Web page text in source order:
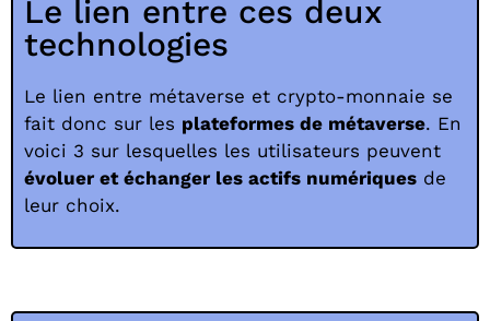
Le lien entre ces deux
technologies
Le lien entre métaverse et crypto-monnaie se
fait donc sur les plateformes de métaverse. En
voici 3 sur lesquelles les utilisateurs peuvent
évoluer et échanger les actifs numériques de
leur choix.